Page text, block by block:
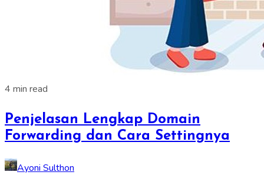
4 min read
Penjelasan Lengkap Domain
Forwarding dan Cara Settingnya
Ayoni Sulthon